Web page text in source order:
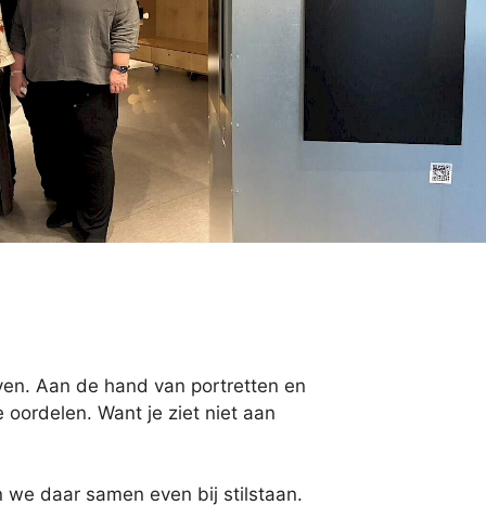
Aan de hand van portretten en
Want je ziet niet aan
daar samen even bij stilstaan.